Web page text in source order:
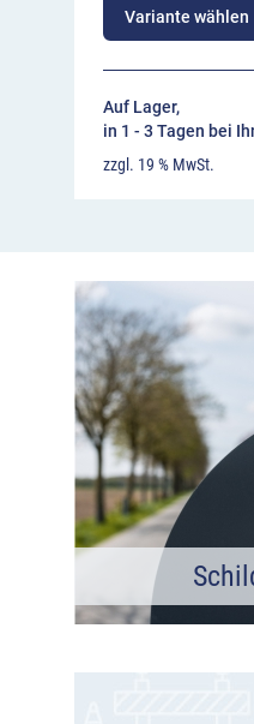
Variante wählen
Auf Lager,
in 1 - 3 Tagen bei
zzgl. 19 % MwSt.